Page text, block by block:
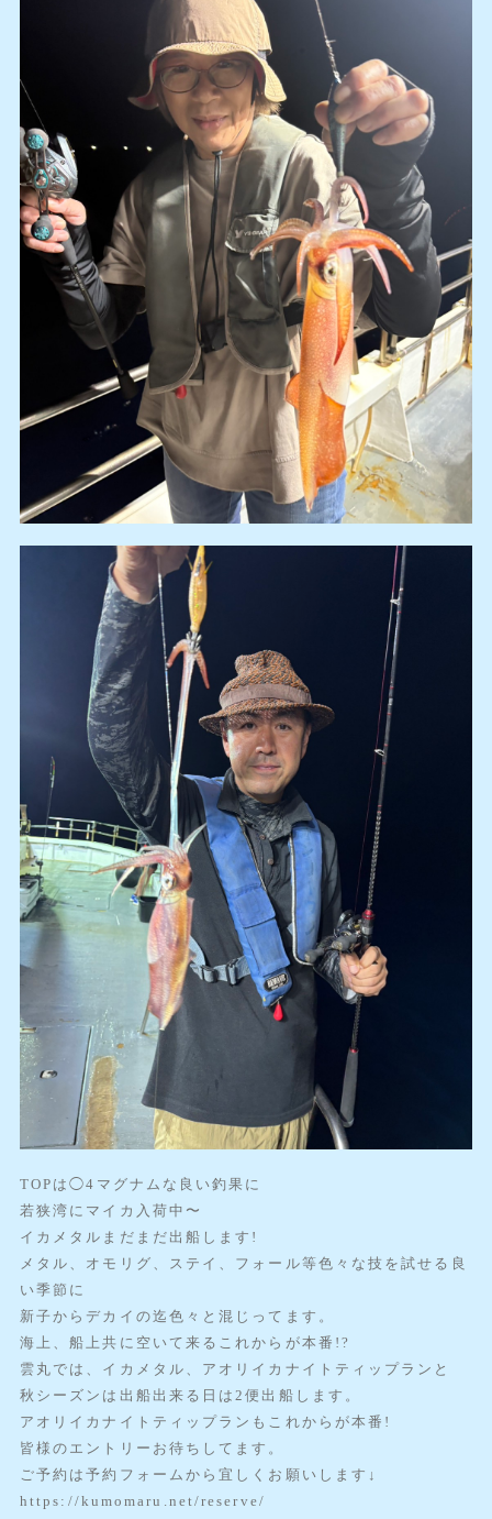
TOPは◯4マグナムな良い釣果に
若狭湾にマイカ入荷中〜
イカメタルまだまだ出船します!
メタル、オモリグ、ステイ、フォール等色々な技を試せる良
い季節に
新子からデカイの迄色々と混じってます。
海上、船上共に空いて来るこれからが本番!?
雲丸では、イカメタル、アオリイカナイトティップランと
秋シーズンは出船出来る日は2便出船します。
アオリイカナイトティップランもこれからが本番!
皆様のエントリーお待ちしてます。
ご予約は予約フォームから宜しくお願いします↓
https://kumomaru.net/reserve/